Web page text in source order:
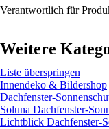
Verantwortlich für
Weitere
Liste überspringen
Innendeko & Bildershop
Dachfenster-
Soluna Dachfenster-
Lichtblick Dachfenster-